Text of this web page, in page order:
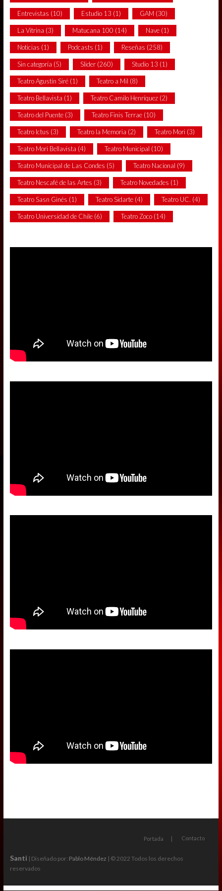
Entrevistas (10) Estudio 13 (1) GAM (30)
La Vitrina (3) Matucana 100 (14) Nave(1)
Noticias (1) Podcasts (1) Reseñas (258)
Sin categoría (5) Slider(260) Studio 13 (1)
Teatro Agustín Siré(1) Teatro a Mil (8)
Teatro Bellavista (1) Teatro Camilo Henríquez(2)
Teatro del Puente(3) Teatro Finis Terrae(10)
Teatro Ictus (3) Teatro la Memoria (2) Teatro Mori (3)
Teatro Mori Bellavista (4) Teatro Municipal (10)
Teatro Municipal de Las Condes (5) Teatro Nacional (9)
Teatro Nescafé de las Artes (3) Teatro Novedades (1)
Teatro Sasn Ginés (1) Teatro Sidarte(4) Teatro UC. (4)
Teatro Universidad de Chile(6) Teatro Zoco(14)
Portada Contacto
Santi | Diseñado por: Pablo Méndez | © 2022 Todos los derechos
reservados